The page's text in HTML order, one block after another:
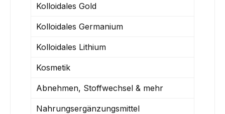
Kolloidales Gold
Kolloidales Germanium
Kolloidales Lithium
Kosmetik
Abnehmen, Stoffwechsel & mehr
Nahrungsergänzungsmittel